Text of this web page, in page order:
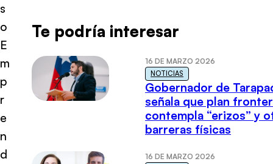
s
o
E
m
p
r
e
n
d
Te podría interesar
16 DE MARZO 2026
NOTICIAS
Gobernador de
señala que plan
contempla “erizos” y
barreras físicas
16 DE MARZO 2026